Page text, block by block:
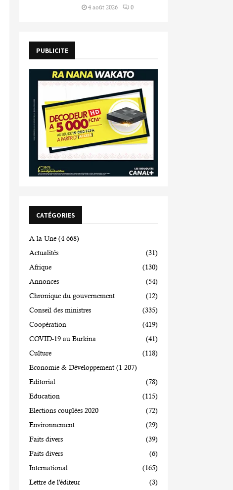
4 août 2026 0
PUBLICITE
CATÉGORIES
A la Une (4 668)
Actualités
(31)
Afrique
(130)
Annonces
(54)
Chronique du gouvernement
(12)
Conseil des ministres
(335)
Coopération
(419)
COVID-19 au Burkina
(41)
Culture
(118)
Economie & Développement (1 207)
Editorial
(78)
Education
(115)
Elections couplées 2020
(72)
Environnement
(29)
Faits divers
(39)
Faits divers
(6)
International
(165)
Lettre de l'éditeur
(3)